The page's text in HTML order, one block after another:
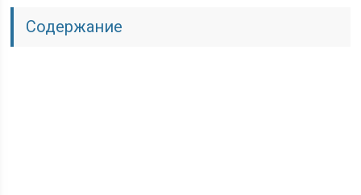
Содержание